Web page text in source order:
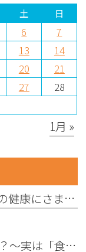
土 日
6
7
13
14
20
21
27
28
1月 »
口呼吸、していませんか？〜お口の健康にさまざまな影響を与えることがあります〜
甘いものを食べるとむし歯になる？〜実は「食べる回数」がポイントです〜